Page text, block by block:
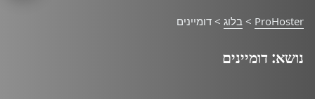
ProHoster
> בלוג > דומיינים
נושא: דומיינים